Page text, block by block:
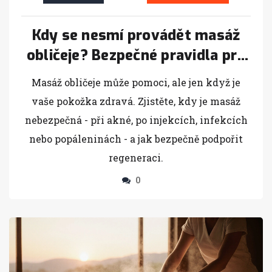
Kdy se nesmí provádět masáž
obličeje? Bezpečné pravidla pro
regenerační masáž
Masáž obličeje může pomoci, ale jen když je
vaše pokožka zdravá. Zjistěte, kdy je masáž
nebezpečná - při akné, po injekcích, infekcích
nebo popáleninách - a jak bezpečně podpořit
regeneraci.
0